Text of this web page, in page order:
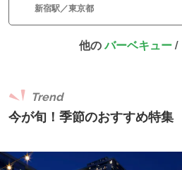
新宿駅／東京都
他のバーベキュー/
今が旬！季節のおすすめ特集
Trend